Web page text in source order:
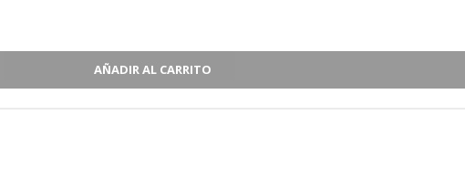
AÑADIR AL CARRITO